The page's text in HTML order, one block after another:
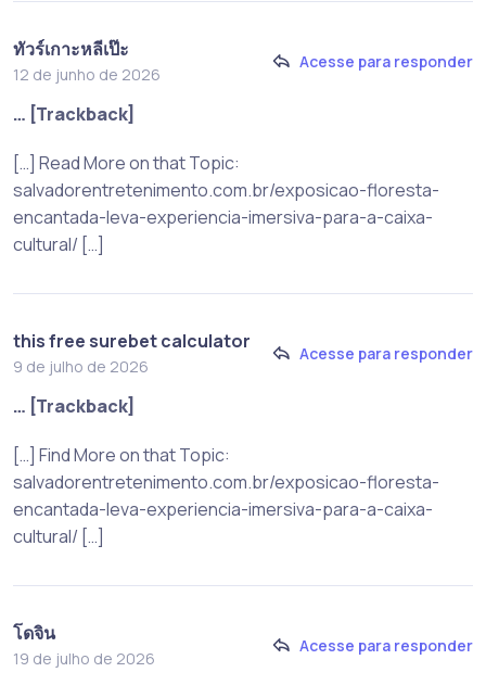
ทัวร์เกาะหลีเป๊ะ
12 de junho de 2026
Acesse para responder
… [Trackback]
[…] Read More on that Topic:
salvadorentretenimento.com.br/exposicao-floresta-
encantada-leva-experiencia-imersiva-para-a-caixa-
cultural/ […]
this free surebet calculator
9 de julho de 2026
Acesse para responder
… [Trackback]
[…] Find More on that Topic:
salvadorentretenimento.com.br/exposicao-floresta-
encantada-leva-experiencia-imersiva-para-a-caixa-
cultural/ […]
โดจิน
19 de julho de 2026
Acesse para responder